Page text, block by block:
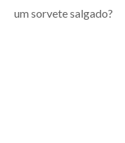
um sorvete salgado?